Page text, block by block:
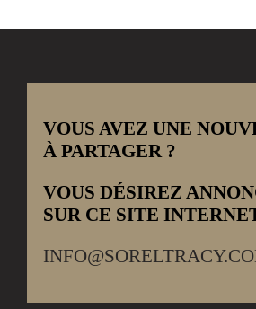
VOUS AVEZ UNE
À PARTAGER ?
VOUS DÉSIREZ
SUR CE SITE